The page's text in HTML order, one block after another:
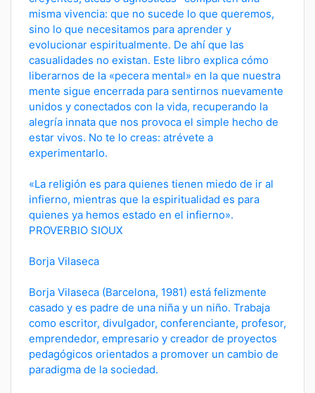
misma vivencia: que no sucede lo que queremos,
sino lo que necesitamos para aprender y
evolucionar espiritualmente. De ahí que las
casualidades no existan. Este libro explica cómo
liberarnos de la «pecera mental» en la que nuestra
mente sigue encerrada para sentirnos nuevamente
unidos y conectados con la vida, recuperando la
alegría innata que nos provoca el simple hecho de
estar vivos. No te lo creas: atrévete a
experimentarlo.
«La religión es para quienes tienen miedo de ir al
infierno, mientras que la espiritualidad es para
quienes ya hemos estado en el infierno».
PROVERBIO SIOUX
Borja Vilaseca
Borja Vilaseca (Barcelona, 1981) está felizmente
casado y es padre de una niña y un niño. Trabaja
como escritor, divulgador, conferenciante, profesor,
emprendedor, empresario y creador de proyectos
pedagógicos orientados a promover un cambio de
paradigma de la sociedad.